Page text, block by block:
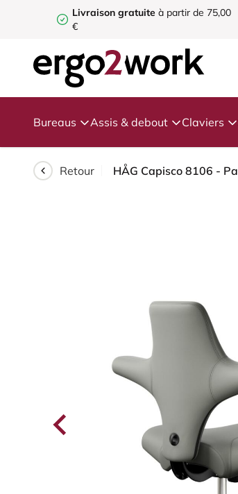
Livraison gratuite à partir de 75,00
€
Bureaus Assis & debout Claviers
Retour